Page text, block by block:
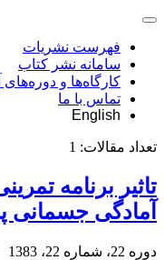
فهرست نشریات
سامانه نشر کتاب
کارگاه‌ها و
تماس با ما
English
تعداد مقالات: 1
تاثیر برنامه
آمادگی جسمانی پسران
دوره 22، شماره 22، 1383